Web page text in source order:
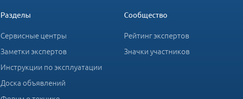
Разделы
Сервисные центры
Заметки экспертов
Инструкции по эксплуатации
Доска объявлений
Сообщество
Рейтинг экспертов
Значки участников